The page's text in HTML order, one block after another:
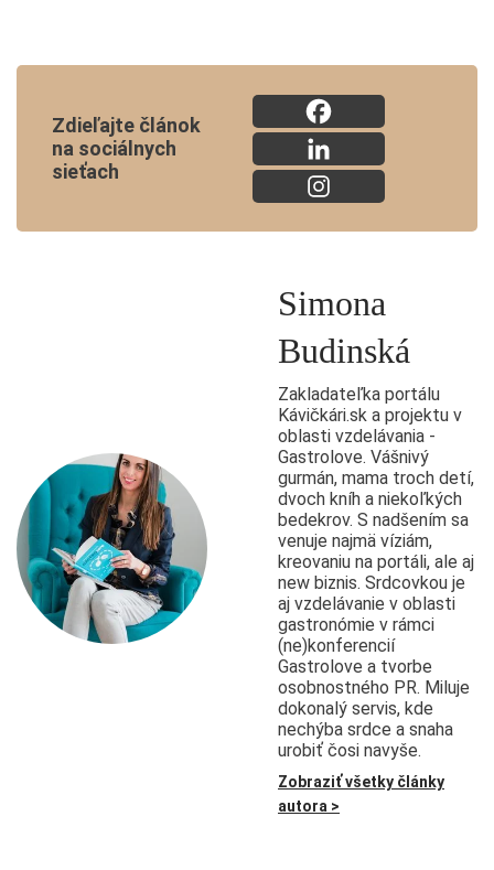
Zdieľajte článok
na sociálnych
sieťach
Simona
Budinská
Zakladateľka portálu
Kávičkári.sk a projektu v
oblasti vzdelávania -
Gastrolove. Vášnivý
gurmán, mama troch detí,
dvoch kníh a niekoľkých
bedekrov. S nadšením sa
venuje najmä víziám,
kreovaniu na portáli, ale aj
new biznis. Srdcovkou je
aj vzdelávanie v oblasti
gastronómie v rámci
(ne)konferencií
Gastrolove a tvorbe
osobnostného PR. Miluje
dokonalý servis, kde
nechýba srdce a snaha
urobiť čosi navyše.
Zobraziť všetky články
autora >